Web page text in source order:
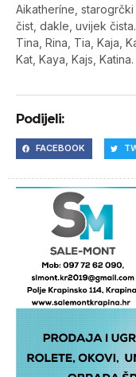
Aikatheríne,
čist, dakle, uvijek
Tina, Rina, Tia, Kaja,
Kat, Kaya, Kajs, Katina.
Podijeli:
FACEBOOK